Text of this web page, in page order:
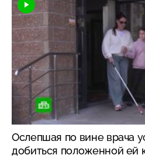
Ослепшая по вине врача
добиться положенной ей